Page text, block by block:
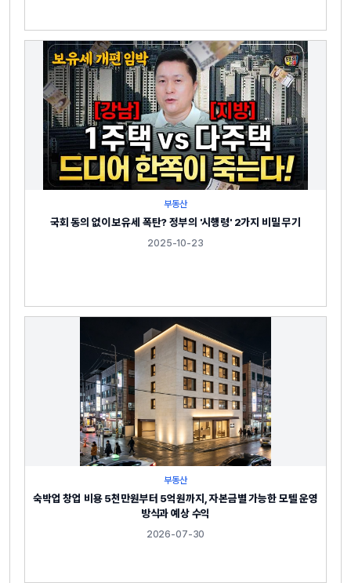
부동산
국회 동의 없이 보유세 폭탄? 정부의 '시행령' 2가지 비밀 무기
2025-10-23
부동산
숙박업 창업 비용 5천만원부터 5억원까지, 자본금별 가능한 모텔 운영
방식과 예상 수익
2026-07-30